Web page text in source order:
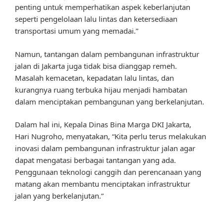
penting untuk memperhatikan aspek keberlanjutan
seperti pengelolaan lalu lintas dan ketersediaan
transportasi umum yang memadai.”
Namun, tantangan dalam pembangunan infrastruktur
jalan di Jakarta juga tidak bisa dianggap remeh.
Masalah kemacetan, kepadatan lalu lintas, dan
kurangnya ruang terbuka hijau menjadi hambatan
dalam menciptakan pembangunan yang berkelanjutan.
Dalam hal ini, Kepala Dinas Bina Marga DKI Jakarta,
Hari Nugroho, menyatakan, “Kita perlu terus melakukan
inovasi dalam pembangunan infrastruktur jalan agar
dapat mengatasi berbagai tantangan yang ada.
Penggunaan teknologi canggih dan perencanaan yang
matang akan membantu menciptakan infrastruktur
jalan yang berkelanjutan.”